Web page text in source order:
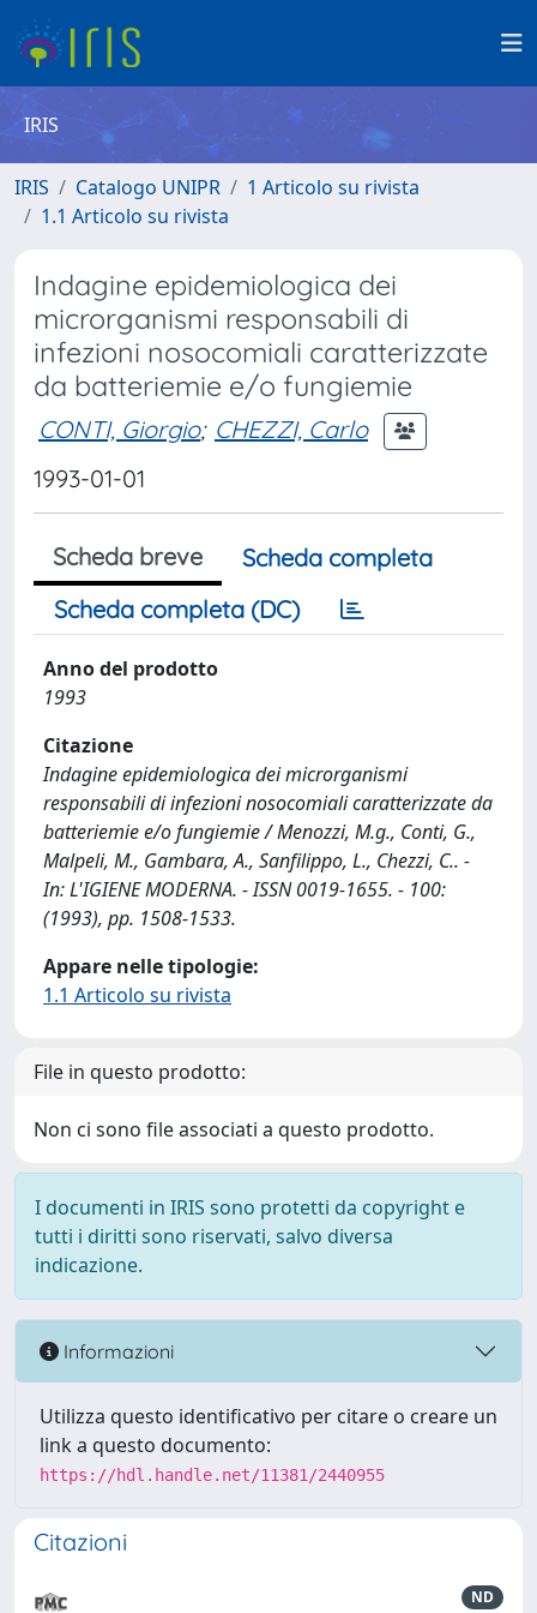
IRIS
IRIS Catalogo UNIPR
1 Articolo su rivista
1.1 Articolo su rivista
Indagine epidemiologica dei
microrganismi responsabili di
infezioni nosocomiali caratterizzate
da batteriemie e/o fungiemie
CONTI, Giorgio; CHEZZI, Carlo
1993-01-01
Scheda breve
Scheda completa
Scheda completa (DC)
Anno del prodotto
1993
Citazione
Indagine epidemiologica dei microrganismi
responsabili di infezioni nosocomiali caratterizzate da
batteriemie e/o fungiemie / Menozzi, M.g., Conti, G.,
Malpeli, M., Gambara, A., Sanfilippo, L., Chezzi, C.. -
In: L'IGIENE MODERNA. - ISSN 0019-1655. - 100:
(1993), pp. 1508-1533.
Appare nelle tipologie:
1.1 Articolo su rivista
File in questo prodotto:
Non ci sono file associati a questo prodotto.
I documenti in IRIS sono protetti da copyright e
tutti i diritti sono riservati, salvo diversa
indicazione.
Informazioni
Utilizza questo identificativo per citare o creare un
link a questo documento:
https://hdl.handle.net/11381/2440955
Citazioni
ND